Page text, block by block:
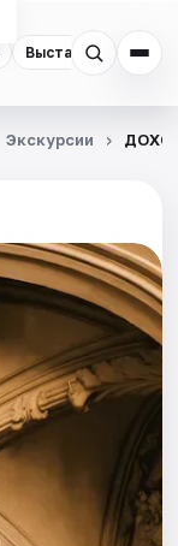
Выставки
Экскурсии